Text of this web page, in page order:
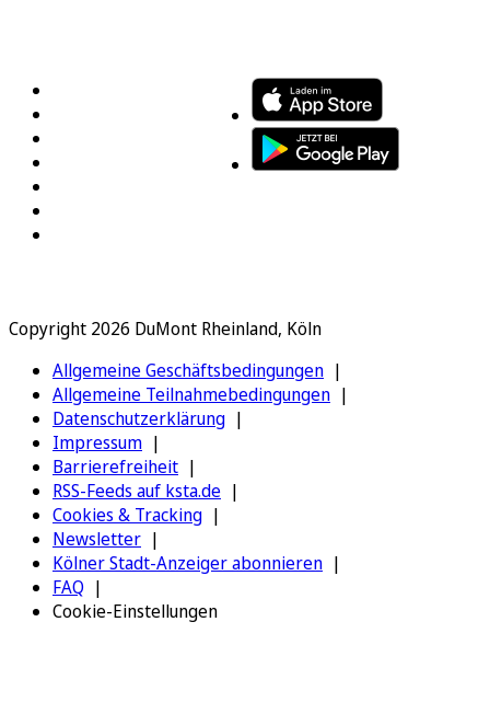
Copyright 2026 DuMont Rheinland, Köln
Allgemeine Geschäftsbedingungen
Allgemeine Teilnahmebedingungen
Datenschutzerklärung
Impressum
Barrierefreiheit
RSS-Feeds auf ksta.de
Cookies & Tracking
Newsletter
Kölner Stadt-Anzeiger abonnieren
FAQ
Cookie-Einstellungen